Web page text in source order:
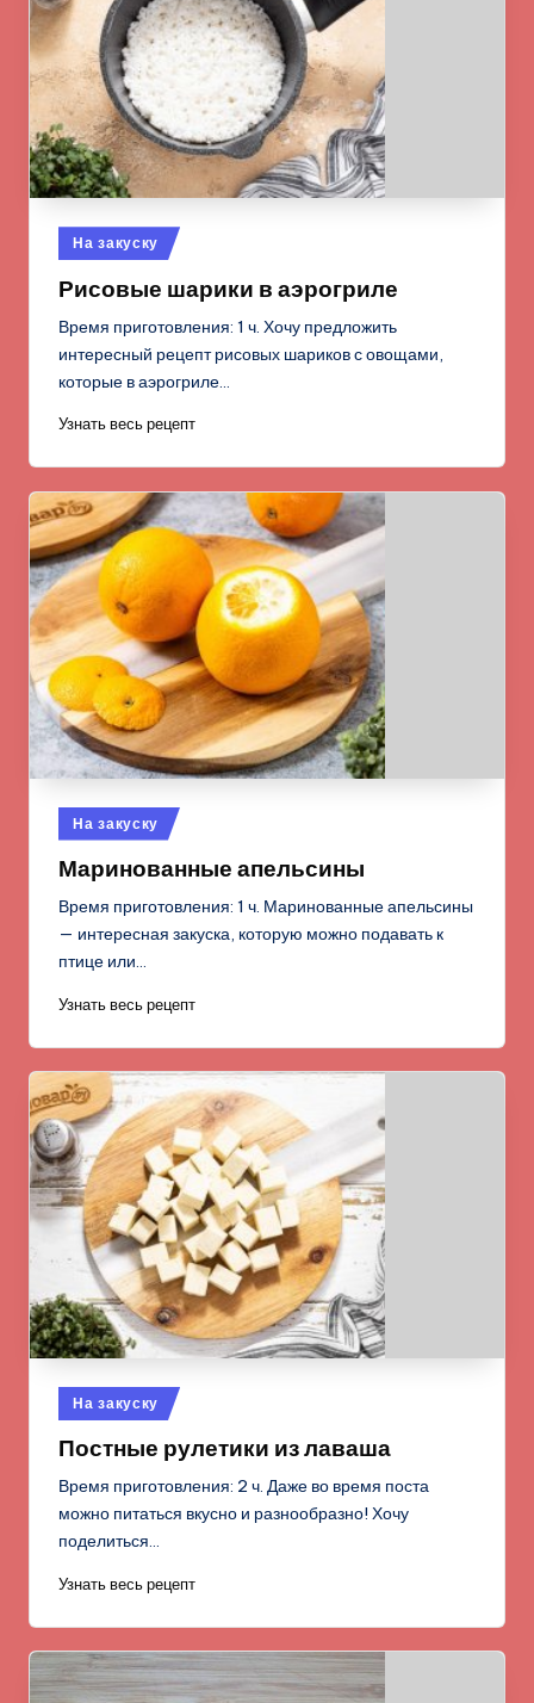
Опубликовано
в
На закуску
Рисовые шарики в аэрогриле
Время приготовления: 1 ч. Хочу предложить
интересный рецепт рисовых шариков с овощами,
которые в аэрогриле…
Узнать весь рецепт
Опубликовано
в
На закуску
Маринованные апельсины
Время приготовления: 1 ч. Маринованные апельсины
— интересная закуска, которую можно подавать к
птице или…
Узнать весь рецепт
Опубликовано
в
На закуску
Постные рулетики из лаваша
Время приготовления: 2 ч. Даже во время поста
можно питаться вкусно и разнообразно! Хочу
поделиться…
Узнать весь рецепт